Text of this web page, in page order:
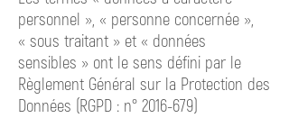
personnel », « personne concernée »,
« sous traitant » et « données
sensibles » ont le sens défini par le
Règlement Général sur la Protection des
Données (RGPD : n° 2016-679)